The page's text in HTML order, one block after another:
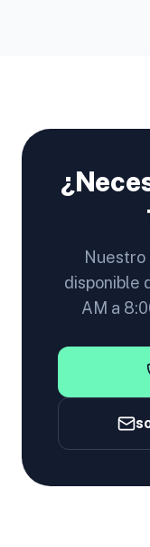
Nuestro
disponible
AM a